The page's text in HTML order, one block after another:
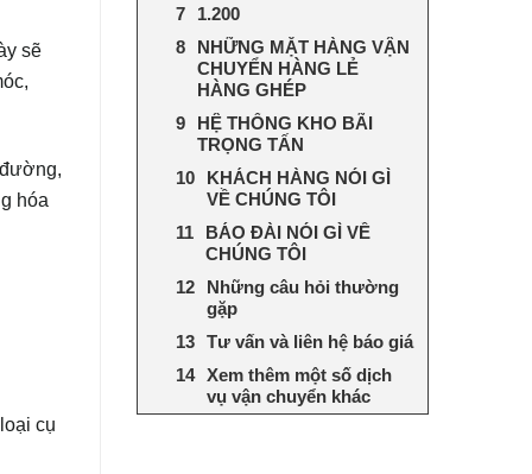
sẽ
hóa
cụ
1.200
NHỮNG MẶT HÀNG VẬN
CHUYỂN HÀNG LẺ
HÀNG GHÉP
HỆ THỐNG KHO BÃI
TRỌNG TẤN
KHÁCH HÀNG NÓI GÌ
VỀ CHÚNG TÔI
BÁO ĐÀI NÓI GÌ VỀ
CHÚNG TÔI
Những câu hỏi thường
gặp
Tư vấn và liên hệ báo giá
Xem thêm một số dịch
vụ vận chuyển khác